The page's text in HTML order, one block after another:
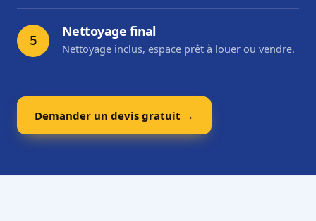
5
Nettoyage final
Nettoyage inclus, espace prêt à louer ou vendre.
Demander un devis gratuit →